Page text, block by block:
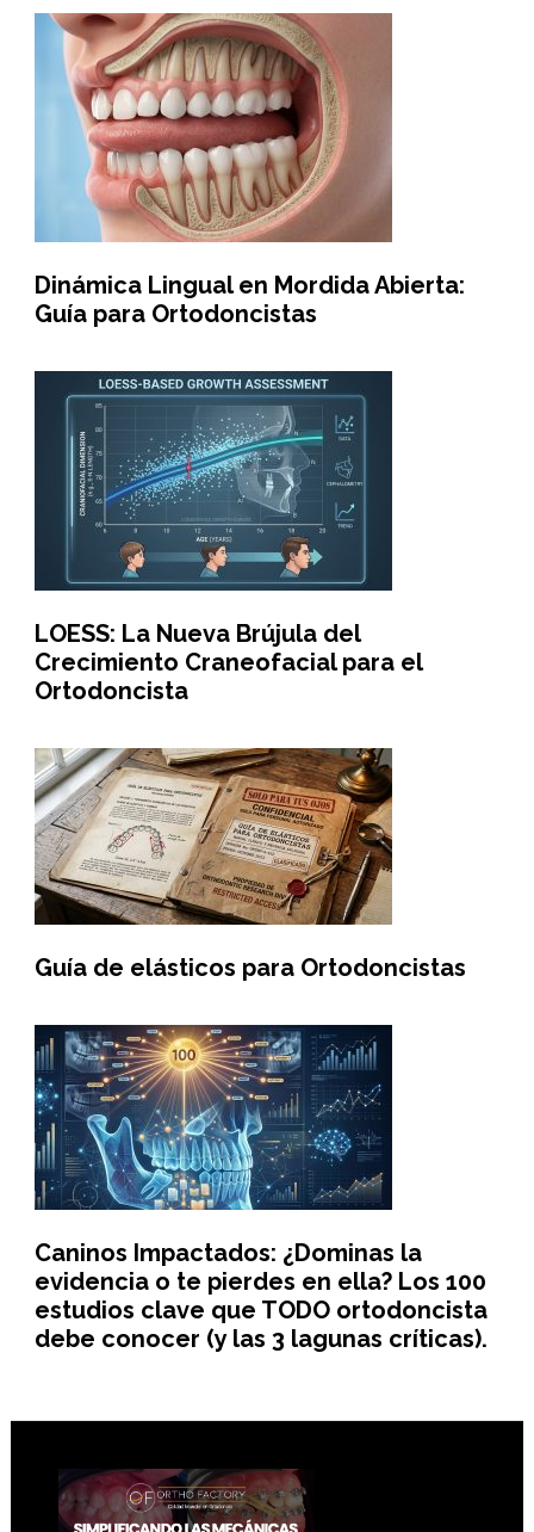
Dinámica Lingual en Mordida Abierta:
Guía para Ortodoncistas
LOESS: La Nueva Brújula del
Crecimiento Craneofacial para el
Ortodoncista
Guía de elásticos para Ortodoncistas
Caninos Impactados: ¿Dominas la
evidencia o te pierdes en ella? Los 100
estudios clave que TODO ortodoncista
debe conocer (y las 3 lagunas críticas).
Footer